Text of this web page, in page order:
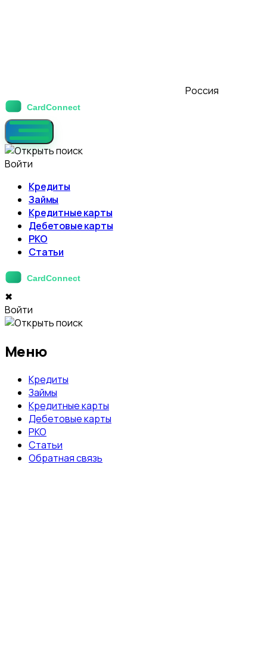
Россия
Войти
Кредиты
Займы
Кредитные карты
Дебетовые карты
РКО
Статьи
✖
Войти
Меню
Кредиты
Займы
Кредитные карты
Дебетовые карты
РКО
Статьи
Обратная связь